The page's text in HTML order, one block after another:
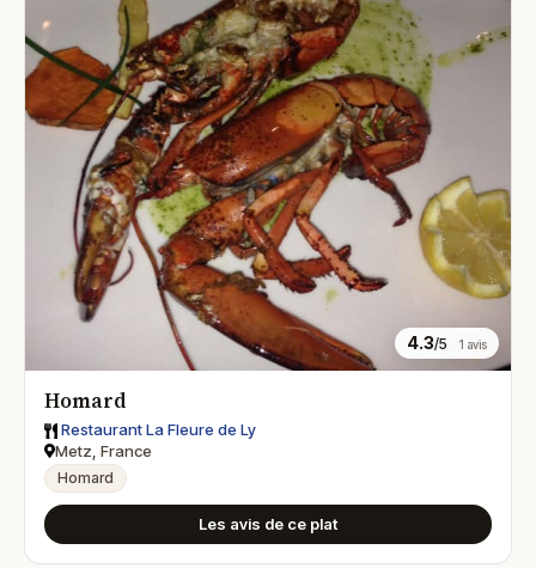
4.3/5 1 avis
Homard
Restaurant La Fleure de Ly
Metz, France
Homard
Les avis de ce plat